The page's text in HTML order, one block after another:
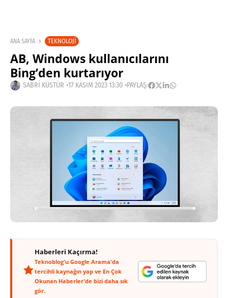
ANA SAYFA TEKNOLOJI
AB, Windows kullanıcılarını
Bing’den kurtarıyor
SABRI KÜSTÜR 17 KASIM 2023 13:30 PAYLAŞ:
Haberleri Kaçırma!
Teknoblog'u Google Arama'da
tercihli kaynağın yap ve En Çok
Okunan Haberler'de bizi daha sık
gör.